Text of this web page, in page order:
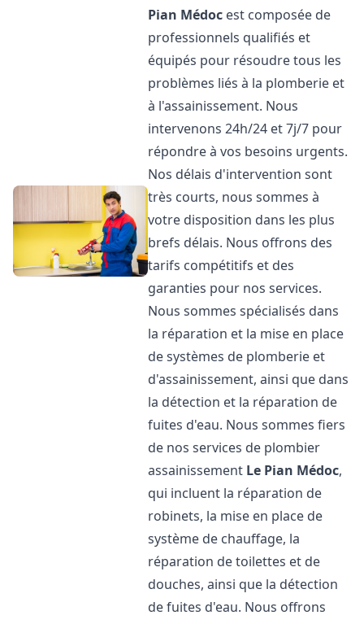
Pian Médoc est composée de
professionnels qualifiés et
équipés pour résoudre tous les
problèmes liés à la plomberie et
à l'assainissement. Nous
intervenons 24h/24 et 7j/7 pour
répondre à vos besoins urgents.
Nos délais d'intervention sont
très courts, nous sommes à
votre disposition dans les plus
brefs délais. Nous offrons des
tarifs compétitifs et des
garanties pour nos services.
Nous sommes spécialisés dans
la réparation et la mise en place
de systèmes de plomberie et
d'assainissement, ainsi que dans
la détection et la réparation de
fuites d'eau. Nous sommes fiers
de nos services de plombier
assainissement Le Pian Médoc,
qui incluent la réparation de
robinets, la mise en place de
système de chauffage, la
réparation de toilettes et de
douches, ainsi que la détection
de fuites d'eau. Nous offrons